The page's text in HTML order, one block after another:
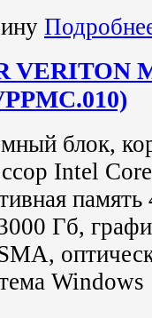
VERITON
блок,
Intel
Гб,
Windows